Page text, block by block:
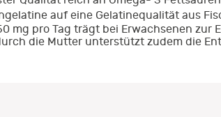
auf eine Gelatinequalität aus
mg pro Tag trägt bei Erwachsenen zur
die Mutter unterstützt zudem die